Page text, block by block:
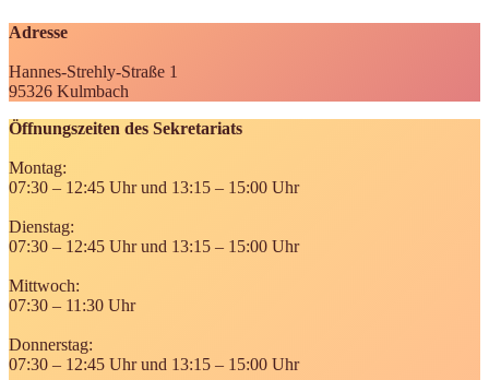
Adresse
Hannes-Strehly-Straße 1
95326 Kulmbach
Öffnungszeiten des Sekretariats
Montag:
07:30 – 12:45 Uhr und 13:15 – 15:00 Uhr
Dienstag:
07:30 – 12:45 Uhr und 13:15 – 15:00 Uhr
Mittwoch:
07:30 – 11:30 Uhr
Donnerstag:
07:30 – 12:45 Uhr und 13:15 – 15:00 Uhr